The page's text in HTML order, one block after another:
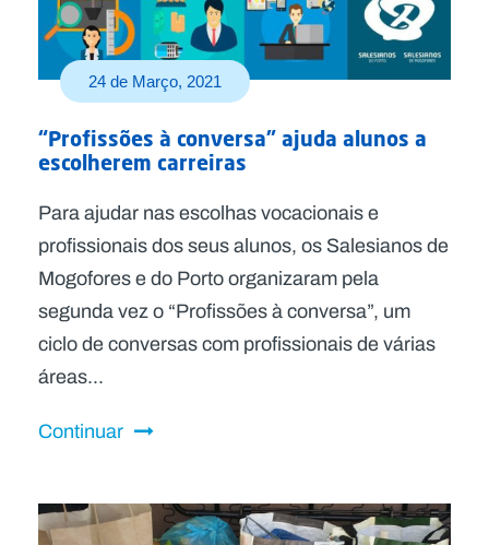
24 de Março, 2021
“Profissões à conversa” ajuda alunos a
escolherem carreiras
Para ajudar nas escolhas vocacionais e
profissionais dos seus alunos, os Salesianos de
Mogofores e do Porto organizaram pela
segunda vez o “Profissões à conversa”, um
ciclo de conversas com profissionais de várias
áreas...
Continuar